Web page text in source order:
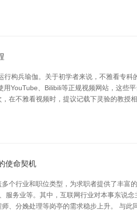
构兵瑜伽。关于初学者来说，不雅看专
YouTube、Bilibili等正规视频网站，这些
在不雅看视频时，提议记载下灵验的教授
使命契机
个行业和职位类型，为求职者提供了丰富
务业等。其中，互联网行业对本事东说
、分娩处理等岗亭的需求稳步上升。 与此